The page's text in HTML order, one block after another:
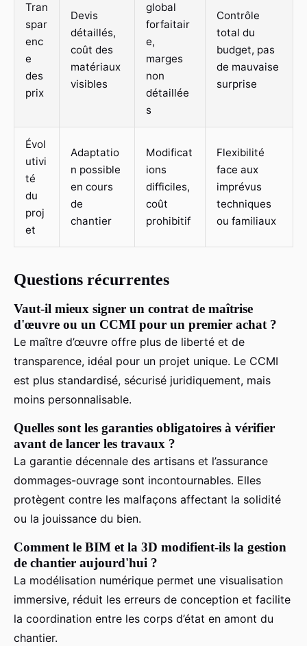
Tran
spar
enc
e
des
prix
Devis
détaillés,
coût des
matériaux
visibles
global
forfaitair
e,
marges
non
détaillée
s
Contrôle
total du
budget, pas
de mauvaise
surprise
Évol
utivi
té
du
proj
et
Adaptatio
n possible
en cours
de
chantier
Modificat
ions
difficiles,
coût
prohibitif
Flexibilité
face aux
imprévus
techniques
ou familiaux
Questions récurrentes
Vaut-il mieux signer un contrat de maîtrise
d'œuvre ou un CCMI pour un premier achat ?
Le maître d’œuvre offre plus de liberté et de
transparence, idéal pour un projet unique. Le CCMI
est plus standardisé, sécurisé juridiquement, mais
moins personnalisable.
Quelles sont les garanties obligatoires à vérifier
avant de lancer les travaux ?
La garantie décennale des artisans et l’assurance
dommages-ouvrage sont incontournables. Elles
protègent contre les malfaçons affectant la solidité
ou la jouissance du bien.
Comment le BIM et la 3D modifient-ils la gestion
de chantier aujourd'hui ?
La modélisation numérique permet une visualisation
immersive, réduit les erreurs de conception et facilite
la coordination entre les corps d’état en amont du
chantier.